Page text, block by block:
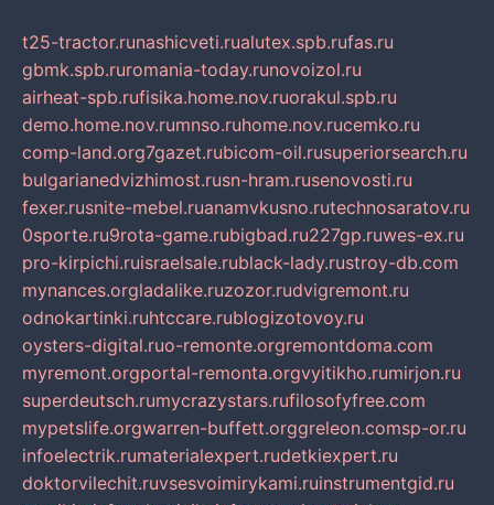
t25-tractor.runashicveti.rualutex.spb.rufas.ru
gbmk.spb.ruromania-today.runovoizol.ru
airheat-spb.rufisika.home.nov.ruorakul.spb.ru
demo.home.nov.rumnso.ruhome.nov.rucemko.ru
comp-land.org7gazet.rubicom-oil.rusuperiorsearch.ru
bulgarianedvizhimost.rusn-hram.rusenovosti.ru
fexer.rusnite-mebel.ruanamvkusno.rutechnosaratov.ru
0sporte.ru9rota-game.rubigbad.ru227gp.ruwes-ex.ru
pro-kirpichi.ruisraelsale.rublack-lady.rustroy-db.com
mynances.orgladalike.ruzozor.rudvigremont.ru
odnokartinki.ruhtccare.rublogizotovoy.ru
oysters-digital.ruo-remonte.orgremontdoma.com
myremont.orgportal-remonta.orgvyitikho.rumirjon.ru
superdeutsch.rumycrazystars.rufilosofyfree.com
mypetslife.orgwarren-buffett.orggreleon.comsp-or.ru
infoelectrik.rumaterialexpert.rudetkiexpert.ru
doktorvilechit.ruvsesvoimirykami.ruinstrumentgid.ru